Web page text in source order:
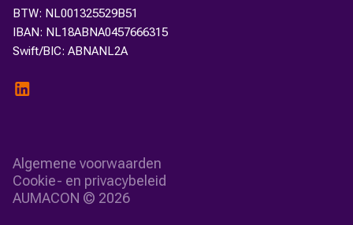
BTW: NL001325529B51
IBAN: NL18ABNA0457666315
Swift/BIC: ABNANL2A
Algemene voorwaarden
Cookie- en privacybeleid
AUMACON © 2026